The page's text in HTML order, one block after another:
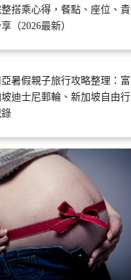
搭乘心得，餐點、座位、
（2026最新）
亞暑假親子旅行攻略整理：富
迪士尼郵輪、新加坡自由